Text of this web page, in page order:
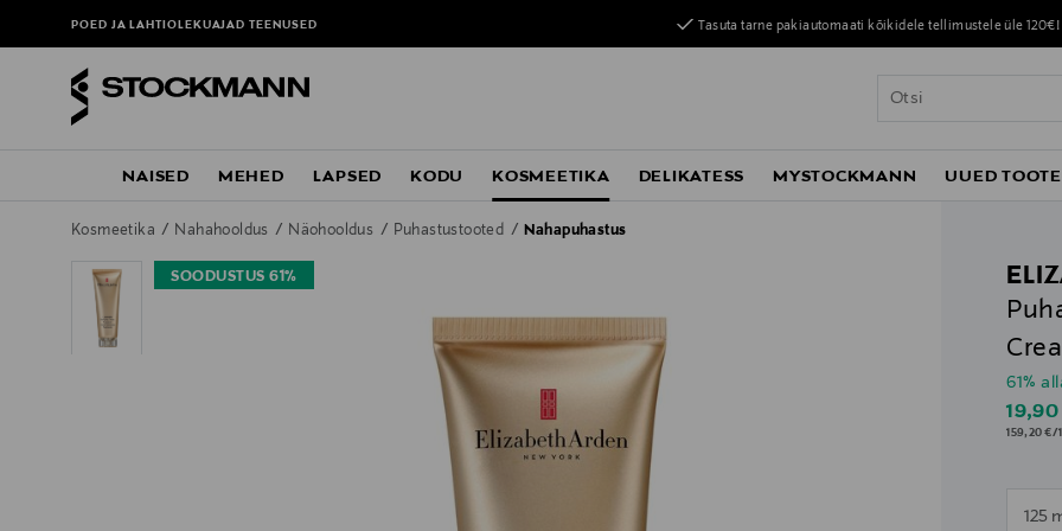
POED JA LAHTIOLEKUAJADTEENUSED Tasuta tarne pakiautomaati kõikidele tellimustele üle 120€!
NAISED MEHED LAPSED KODU KOSMEETIKA DELIKATESS MYSTOCKMANN UUED
Kosmeetika Nahahooldus Näohooldus Puhastustooted Nahapuhastus
SOODUSTUS 61%
61%
159,20 €/1l
125